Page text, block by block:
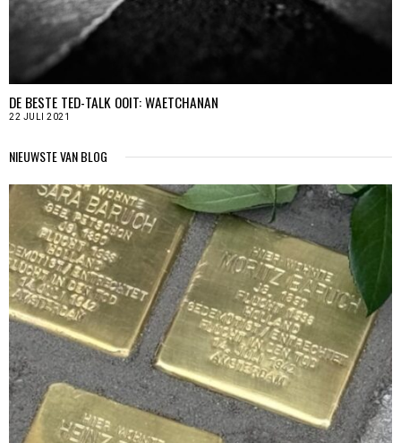
DE BESTE TED-TALK OOIT: WAETCHANAN
22 JULI 2021
NIEUWSTE VAN BLOG